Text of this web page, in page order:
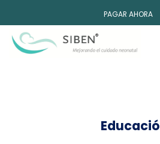
PAGAR AHORA